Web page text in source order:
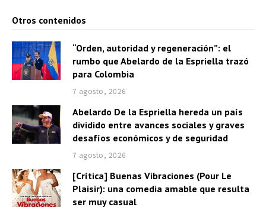
Otros contenidos
“Orden, autoridad y regeneración”: el
rumbo que Abelardo de la Espriella trazó
para Colombia
7 agosto, 2026
Abelardo De la Espriella hereda un país
dividido entre avances sociales y graves
desafíos económicos y de seguridad
7 agosto, 2026
[Crítica] Buenas Vibraciones (Pour Le
Plaisir): una comedia amable que resulta
ser muy casual